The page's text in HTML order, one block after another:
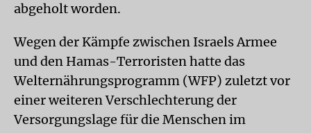
abgeholt worden.
Wegen der Kämpfe zwischen Israels Armee
und den Hamas-Terroristen hatte das
Welternährungsprogramm (WFP) zuletzt vor
einer weiteren Verschlechterung der
Versorgungslage für die Menschen im